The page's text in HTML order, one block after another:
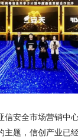
信安全市场营销中
主题，信创产业已